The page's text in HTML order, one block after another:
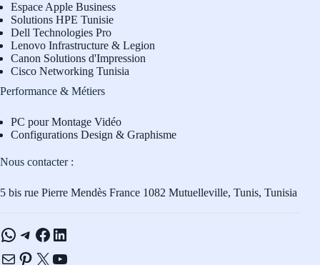
Espace Apple Business
Solutions HPE Tunisie
Dell Technologies Pro
Lenovo Infrastructure & Legion
Canon Solutions d'Impression
Cisco Networking Tunisia
Performance & Métiers
PC pour Montage Vidéo
Configurations Design & Graphisme
Nous contacter :
5 bis rue Pierre Mendès France 1082 Mutuelleville, Tunis, Tunisia
WhatsApp
Telegram
Facebook
LinkedIn
E-mailPinterest
X YouTube